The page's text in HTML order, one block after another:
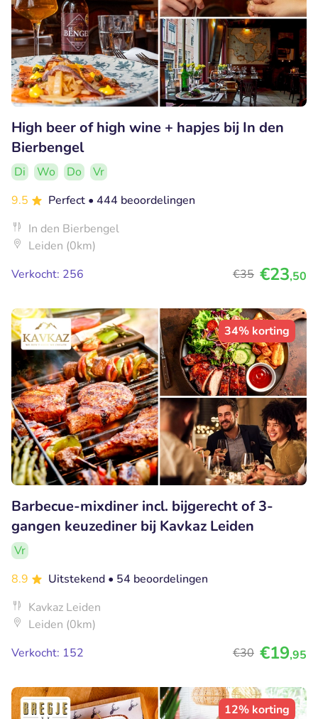
High beer of high wine + hapjes bij In den
Bierbengel
Di Wo Do
Vr
9.5
Perfect • 444 beoordelingen
In den Bierbengel
Leiden (0km)
Verkocht: 256
€35 €23,50
34% korting
Barbecue-mixdiner incl. bijgerecht of 3-
gangen keuzediner bij Kavkaz Leiden
Vr
8.9
Uitstekend • 54 beoordelingen
Kavkaz Leiden
Leiden (0km)
Verkocht: 152
€30 €19,95
12% korting